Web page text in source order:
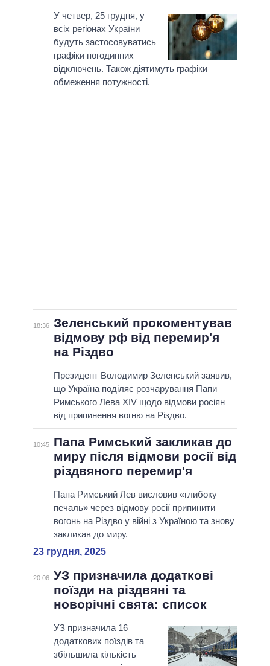
У четвер, 25 грудня, у
всіх регіонах України
будуть застосовуватись
графіки погодинних
відключень. Також діятимуть графіки
обмеження потужності.
18:36 Зеленський прокоментував
відмову рф від перемир'я
на Різдво
Президент Володимир Зеленський заявив,
що Україна поділяє розчарування Папи
Римського Лева XIV щодо відмови росіян
від припинення вогню на Різдво.
10:45
Папа Римський закликав до
миру після відмови росії від
різдвяного перемир'я
Папа Римський Лев висловив «глибоку
печаль» через відмову росії припинити
вогонь на Різдво у війні з Україною та знову
закликав до миру.
23 грудня, 2025
20:06 УЗ призначила додаткові
поїзди на різдвяні та
новорічні свята: список
УЗ призначила 16
додаткових поїздів та
збільшила кількість